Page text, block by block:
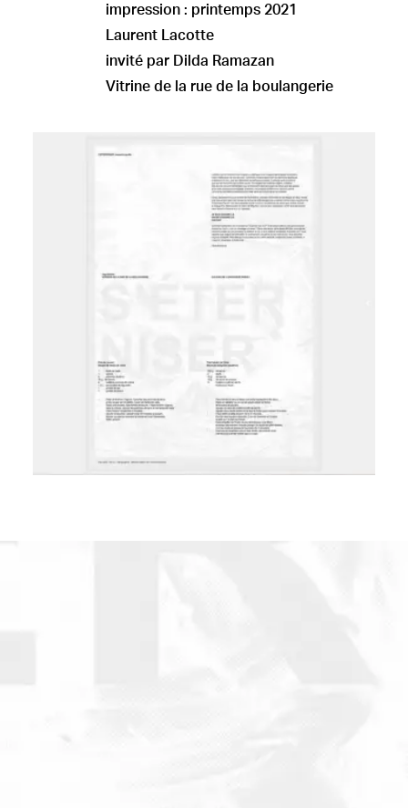
impression : printemps 2021
Laurent Lacotte
invité par Dilda Ramazan
Vitrine de la rue de la boulangerie